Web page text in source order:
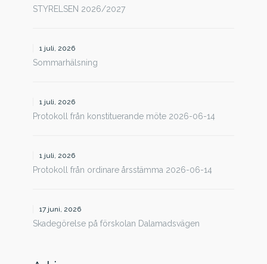
STYRELSEN 2026/2027
1 juli, 2026
Sommarhälsning
1 juli, 2026
Protokoll från konstituerande möte 2026-06-14
1 juli, 2026
Protokoll från ordinare årsstämma 2026-06-14
17 juni, 2026
Skadegörelse på förskolan Dalamadsvägen